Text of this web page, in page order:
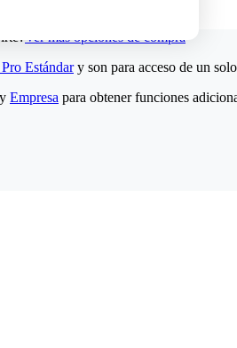
Ver más opciones de compra
Estándary son para acceso de un
y Empresa para obtener funciones